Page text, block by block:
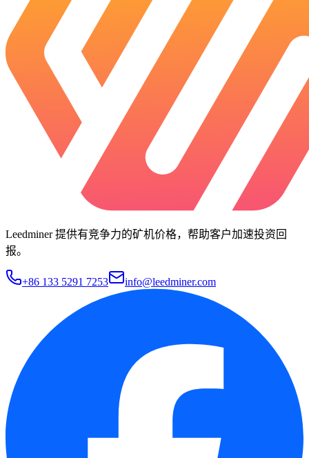
Leedminer 提供有竞争力的矿机价格，帮助客户加速投资回
报。
+86 133 5291 7253 info@leedminer.com